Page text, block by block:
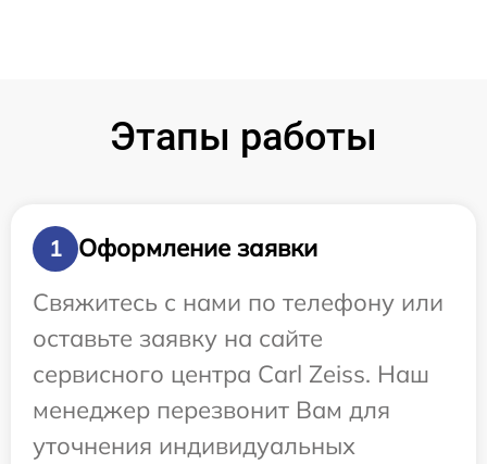
Этапы работы
1
Оформление заявки
Свяжитесь с нами по телефону или
оставьте заявку на сайте
сервисного центра Carl Zeiss. Наш
менеджер перезвонит Вам для
уточнения индивидуальных